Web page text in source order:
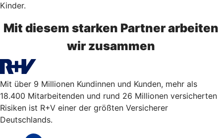
Kinder.
Mit diesem starken Partner arbeiten
wir zusammen
Mit über 9 Millionen Kundinnen und Kunden, mehr als
18.400 Mitarbeitenden und rund 26 Millionen versicherten
Risiken ist R+V einer der größten Versicherer
Deutschlands.